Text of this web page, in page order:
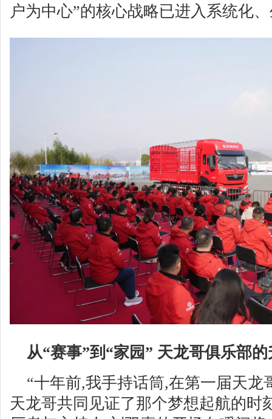
户为中心”的核心战略已进入系统化
从“赛事”到“家园” 天龙哥俱乐部
“十年前,我手持话筒,在第一届天龙
天龙哥共同见证了那个梦想起航的时